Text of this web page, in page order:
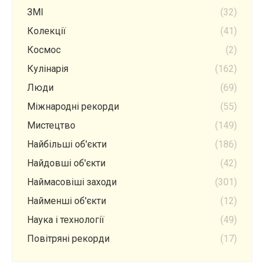
ЗМІ
(32)
Колекції
(41)
Космос
(2)
Кулінарія
(162)
Люди
(69)
Міжнародні рекорди
(55)
Мистецтво
(149)
Найбільші об'єкти
(186)
Найдовші об'єкти
(42)
Наймасовіші заходи
(301)
Найменші об'єкти
(12)
Наука і технології
(49)
Повітряні рекорди
(17)